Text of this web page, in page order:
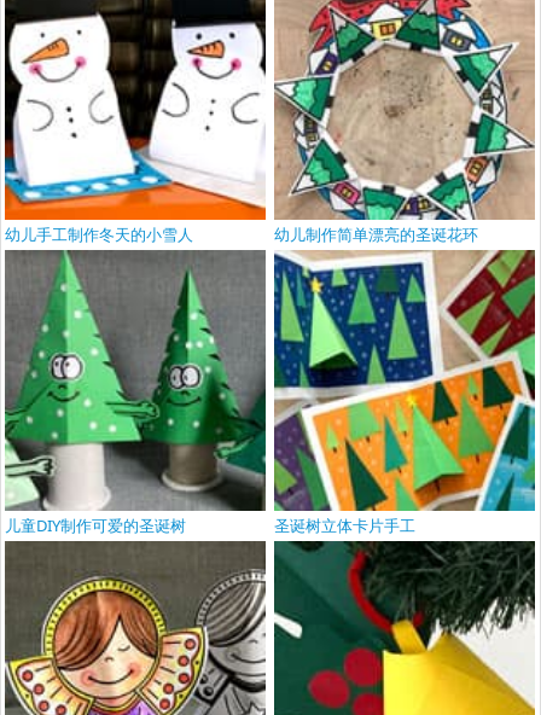
幼儿手工制作冬天的小雪人 幼儿制作简单漂亮的圣诞花环
儿童DIY制作可爱的圣诞树 圣诞树立体卡片手工